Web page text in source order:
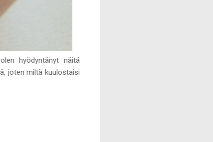
hyödyntänyt näitä
joten miltä kuulostaisi